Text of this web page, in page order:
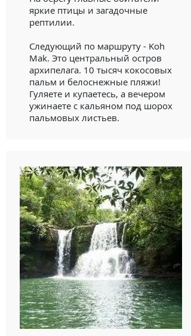
яркие птицы и загадочные
рептилии.
Следующий по маршруту - Koh
Mak. Это центральный остров
архипелага. 10 тысяч кокосовых
пальм и белоснежные пляжи!
Гуляете и купаетесь, а вечером
ужинаете с кальяном под шорох
пальмовых листьев.